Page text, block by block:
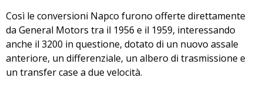
Così le conversioni Napco furono offerte direttamente
da General Motors tra il 1956 e il 1959, interessando
anche il 3200 in questione, dotato di un nuovo assale
anteriore, un differenziale, un albero di trasmissione e
un transfer case a due velocità.